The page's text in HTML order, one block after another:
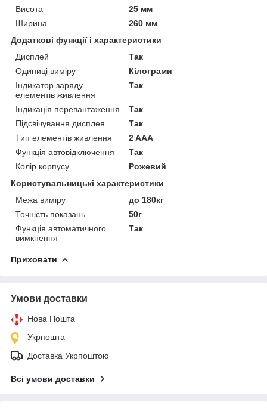
Висота
25 мм
Ширина
260 мм
Додаткові функції і характеристики
Дисплей
Так
Одиниці виміру
Кілограми
Індикатор заряду
елементів живлення
Так
Індикація перевантаження
Так
Підсвічування дисплея
Так
Тип елементів живлення
2 AAA
Функція автовідключення
Так
Колір корпусу
Рожевий
Користувальницькі характеристики
Межа виміру
до 180кг
Точність показань
50г
Функція автоматичного
вимкнення
Так
Приховати
Умови доставки
Нова Пошта
Укрпошта
Доставка Укрпоштою
Всі умови доставки